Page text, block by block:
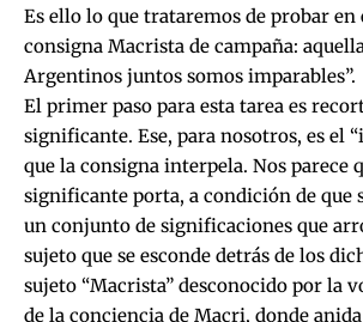
Es ello lo que trataremos de probar en
consigna Macrista de campaña:
Argentinos juntos somos imparables”.
El primer paso para esta tarea es
significante. Ese, para nosotros, es el
que la consigna interpela. Nos parece
significante porta, a condición de que
un conjunto de significaciones que
sujeto que se esconde detrás de los
sujeto “Macrista” desconocido por la
de la conciencia de Macri, donde